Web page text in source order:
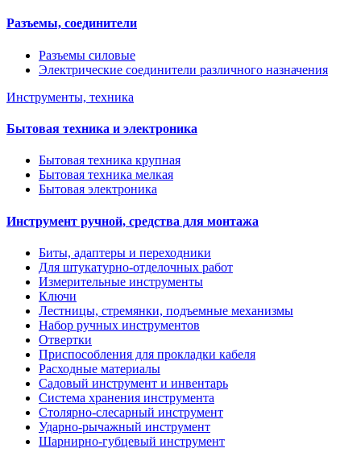
Разъемы, соединители
Разъемы силовые
Электрические соединители различного назначения
Инструменты, техника
Бытовая техника и электроника
Бытовая техника крупная
Бытовая техника мелкая
Бытовая электроника
Инструмент ручной, средства для монтажа
Биты, адаптеры и переходники
Для штукатурно-отделочных работ
Измерительные инструменты
Ключи
Лестницы, стремянки, подъемные механизмы
Набор ручных инструментов
Отвертки
Приспособления для прокладки кабеля
Расходные материалы
Садовый инструмент и инвентарь
Система хранения инструмента
Столярно-слесарный инструмент
Ударно-рычажный инструмент
Шарнирно-губцевый инструмент